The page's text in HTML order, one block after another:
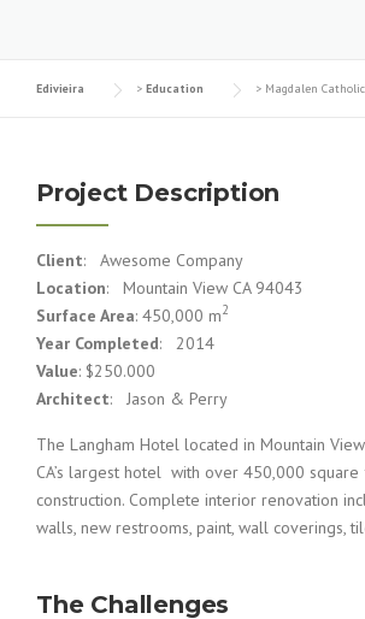
Edivieira > Education > Magdalen
Project Description
Client: Awesome Company
Location: Mountain View CA 94043
Surface Area: 450,000 m2
Year Completed: 2014
Value: $250.000
Architect: Jason & Perry
The Langham Hotel located in Mountain
CA’s largest hotel with over 450,000
construction. Complete interior renovation
walls, new restrooms, paint, wall coverings,
The Challenges